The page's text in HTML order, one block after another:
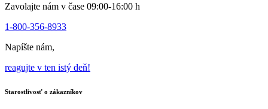
Zavolajte nám v čase 09:00-16:00 h
1-800-356-8933
Napíšte nám,
reagujte v ten istý deň!
Starostlivosť o zákazníkov